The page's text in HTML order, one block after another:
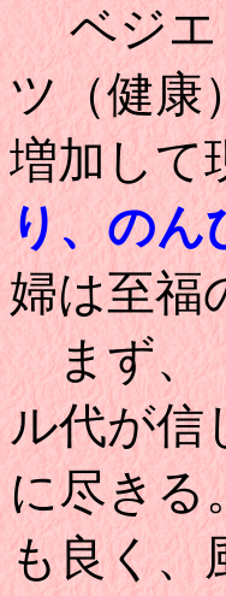
ベジ
ツ（健康
増加して
り、のん
婦は至福
まず、
ル代が信
に尽きる
も良く、